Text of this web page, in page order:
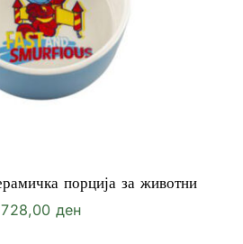
порција за животни
728,00 ден